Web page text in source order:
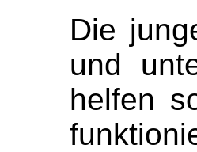
Die
und
helfen